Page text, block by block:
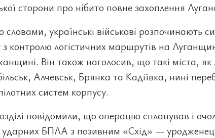
сторони про нібито повне захоплення
словами, українські військові розпочинають
з контролю логістичних маршрутів на
Він також наголосив, що такі міста, як
Алчевськ, Брянка та Кадіївка, нині
систем корпусу.
повідомили, що операцію спланував і
ударних БПЛА з позивним «Схід» —